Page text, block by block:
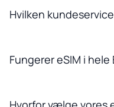
Hvilken
Fungerer eSIM i